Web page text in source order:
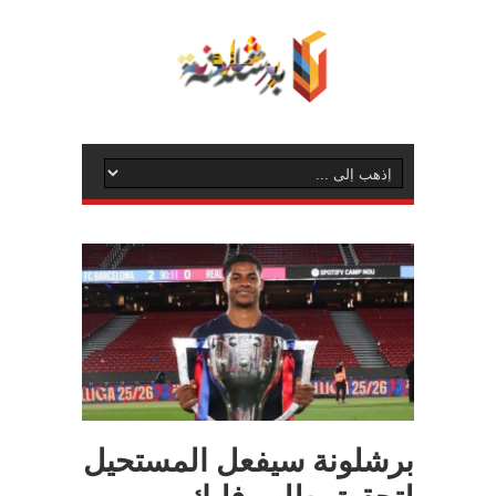
برشلونة سيفعل المستحيل